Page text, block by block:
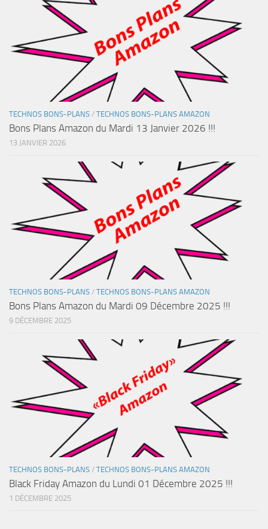
TECHNOS BONS-PLANS / TECHNOS BONS-PLANS AMAZON
Bons Plans Amazon du Mardi 13 Janvier 2026 !!!
13 JANVIER 2026
TECHNOS BONS-PLANS / TECHNOS BONS-PLANS AMAZON
Bons Plans Amazon du Mardi 09 Décembre 2025 !!!
9 DÉCEMBRE 2025
TECHNOS BONS-PLANS / TECHNOS BONS-PLANS AMAZON
Black Friday Amazon du Lundi 01 Décembre 2025 !!!
1 DÉCEMBRE 2025